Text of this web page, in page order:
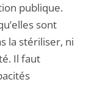
publique.
sont
la stériliser, ni
Il faut